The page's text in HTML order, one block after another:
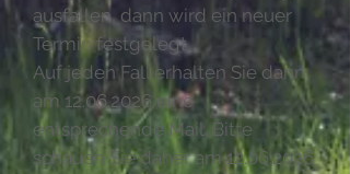
ausfallen, dann wird ein neuer
Termin festgelegt.
Auf jeden Fall erhalten Sie dann
am 12.06.2026 eine
entsprechende Mail. Bitte
schauen Sie daher am12.06.2026